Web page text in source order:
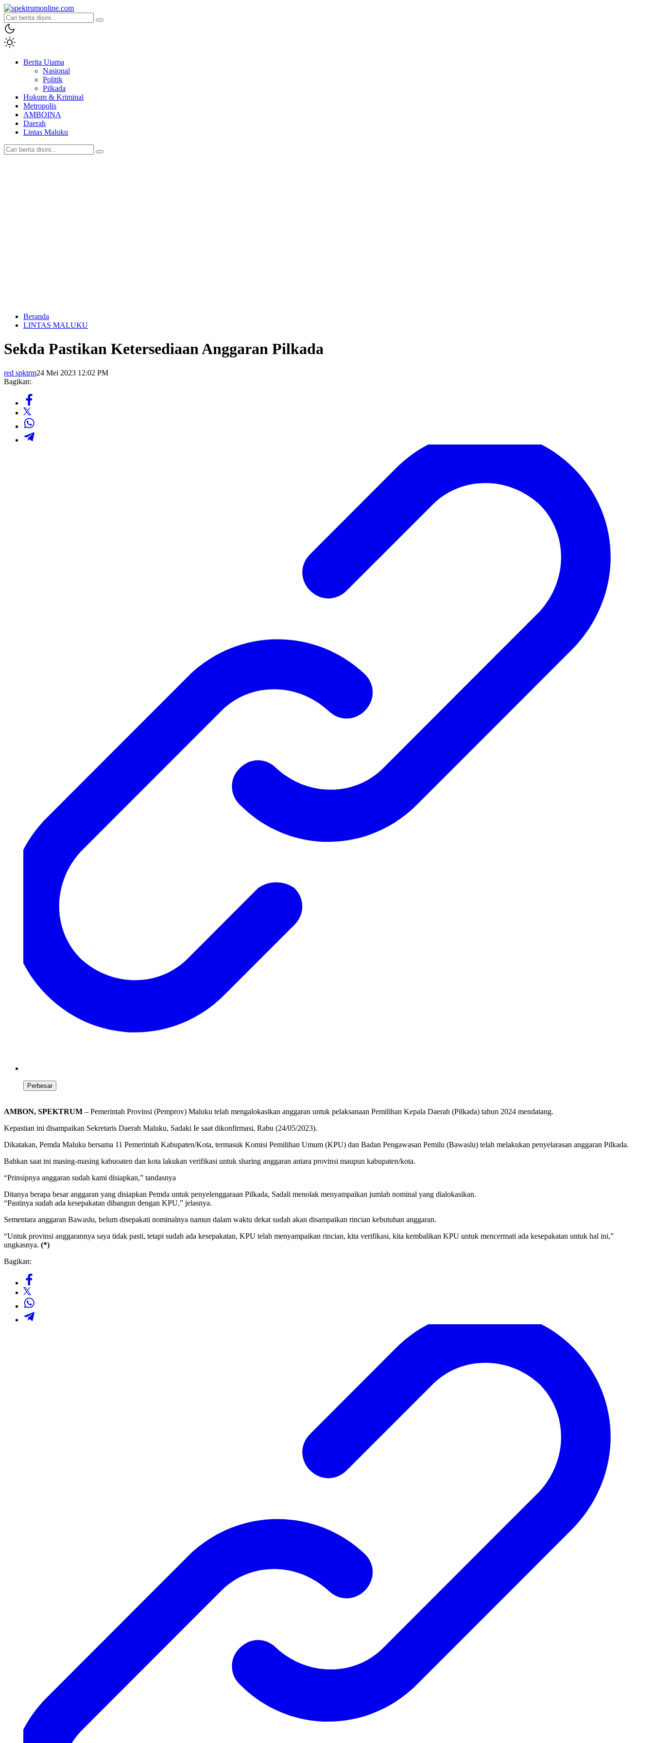
spektrumonline.com
Berita Utama
Nasional
Politik
Pilkada
Hukum & Kriminal
Metropolis
AMBOINA
Daerah
Lintas Maluku
Beranda
LINTAS MALUKU
Sekda Pastikan Ketersediaan Anggaran Pilkada
red spktrm24 Mei 2023 12:02 PM
Bagikan:
Perbesar
AMBON, SPEKTRUM – Pemerintah Provinsi (Pemprov) Maluku telah mengalokasikan anggaran untuk pelaksanaan Pemilihan Kepala Daerah (Pilkada) tahun 2024 mendatang.
Kepastian ini disampaikan Sekretaris Daerah Maluku, Sadaki Ie saat dikonfirmasi, Rabu (24/05/2023).
Dikatakan, Pemda Maluku bersama 11 Pemerintah Kabupaten/Kota, termasuk Komisi Pemilihan Umum (KPU) dan Badan Pengawasan Pemilu (Bawaslu) telah melakukan penyelarasan anggaran Pilkada.
Bahkan saat ini masing-masing kabuoaten dan kota lakukan verifikasi untuk sharing anggaran antara provinsi maupun kabupaten/kota.
“Prinsipnya anggaran sudah kami disiapkan,” tandasnya
Ditanya berapa besar anggaran yang disiapkan Pemda untuk penyelenggaraan Pilkada, Sadali menolak menyampaikan jumlah nominal yang dialokasikan.
“Pastinya sudah ada kesepakatan dibangun dengan KPU,” jelasnya.
Sementara anggaran Bawaslu, belum disepakati nominalnya namun dalam waktu dekat sudah akan disampaikan rincian kebutuhan anggaran.
“Untuk provinsi anggarannya saya tidak pasti, tetapi sudah ada kesepakatan, KPU telah menyampaikan rincian, kita verifikasi, kita kembalikan KPU untuk mencermati ada kesepakatan untuk hal ini,”
ungkasnya. (*)
Bagikan: